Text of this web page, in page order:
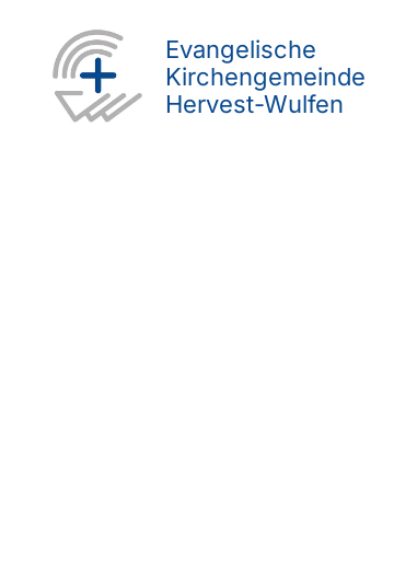
Evangelische
Kirchengemeinde
Hervest-Wulfen